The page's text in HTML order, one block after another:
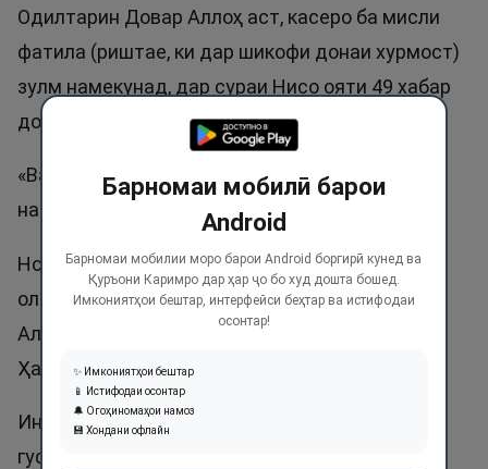
Одилтарин Довар Аллоҳ аст, касеро ба мисли
фатила (риштае, ки дар шикофи донаи хурмост)
зулм намекунад, дар сураи Нисо ояти 49 хабар
дод:
«Ва ба ҳеҷ кас, ҳатто ба қадри фатила ситам
нашавад».
Номи Ҳакам тамоми номҳои зебо ва сифатҳои
олиро дар бар мегирад, чун агар Самиъ, Басир,
Алим, Сухангӯй, Қодир, Ҳай, Хабир набошад,
Ҳакам намешавад.
Ин ном дар ҳадис собит шудааст. Паёмбар ﷺ
гуфтанд:
Барномаи мобилӣ барои
Android
Барномаи мобилии моро барои Android боргирӣ кунед ва
Қуръони Каримро дар ҳар ҷо бо худ дошта бошед.
Имкониятҳои бештар, интерфейси беҳтар ва истифодаи
осонтар!
✨ Имкониятҳои бештар
📱 Истифодаи осонтар
🔔 Огоҳиномаҳои намоз
💾 Хондани офлайн